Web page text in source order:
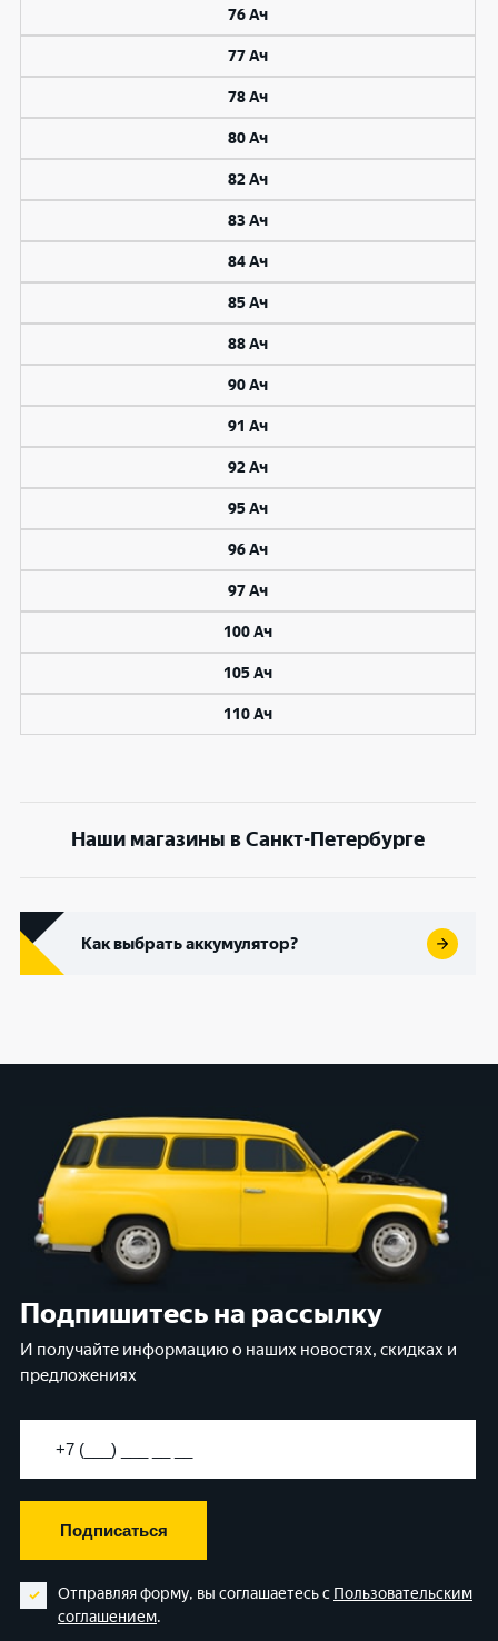
76 Ач
77 Ач
78 Ач
80 Ач
82 Ач
83 Ач
84 Ач
85 Ач
88 Ач
90 Ач
91 Ач
92 Ач
95 Ач
96 Ач
97 Ач
100 Ач
105 Ач
110 Ач
Наши магазины в Санкт-Петербурге
Как выбрать аккумулятор?
Подпишитесь на рассылку
И получайте информацию о наших новостях, скидках и
предложениях
Подписаться
Отправляя форму, вы соглашаетесь с Пользовательским
соглашением.